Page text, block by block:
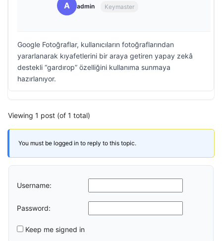
A admin Keymaster
Google Fotoğraflar, kullanıcıların fotoğraflarından
yararlanarak kıyafetlerini bir araya getiren yapay zekâ
destekli “gardırop” özelliğini kullanıma sunmaya
hazırlanıyor.
Viewing 1 post (of 1 total)
You must be logged in to reply to this topic.
Username:
Password:
Keep me signed in